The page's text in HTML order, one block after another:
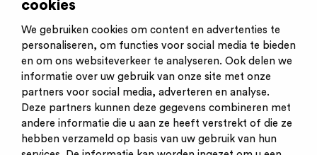
cookies
We gebruiken cookies om content en advertenties te
personaliseren, om functies voor social media te bieden
en om ons websiteverkeer te analyseren. Ook delen we
informatie over uw gebruik van onze site met onze
partners voor social media, adverteren en analyse.
Deze partners kunnen deze gegevens combineren met
andere informatie die u aan ze heeft verstrekt of die ze
hebben verzameld op basis van uw gebruik van hun
Plaatsingsdatum:02-03-2026
Sluitingsdatum:
02-03-2028
Inschrijven nieuwsbrief
Inloggen